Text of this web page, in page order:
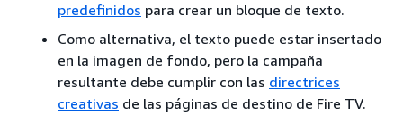
predefinidos para crear un bloque de texto.
Como alternativa, el texto puede estar insertado
en la imagen de fondo, pero la campaña
resultante debe cumplir con las directrices
creativas de las páginas de destino de Fire TV.